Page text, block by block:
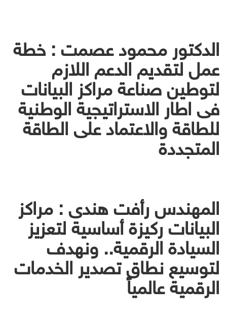
الدكتور محمود عصمت : خطة
عمل لتقديم الدعم اللازم
لتوطين صناعة مراكز البيانات
فى اطار الاستراتيجية الوطنية
للطاقة والاعتماد على الطاقة
المتجددة
المهندس رأفت هندى : مراكز
البيانات ركيزة أساسية لتعزيز
السيادة الرقمية.. ونهدف
لتوسيع نطاق تصدير الخدمات
الرقمية عالمياً